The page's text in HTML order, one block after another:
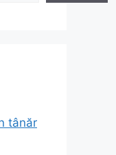
tânăr